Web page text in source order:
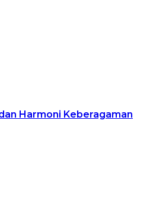
Harmoni Keberagaman